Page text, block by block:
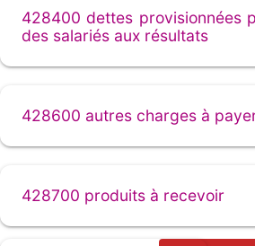
428400 dettes provisionnées
des salariés aux résultats
428600 autres charges à
428700 produits à recevoir